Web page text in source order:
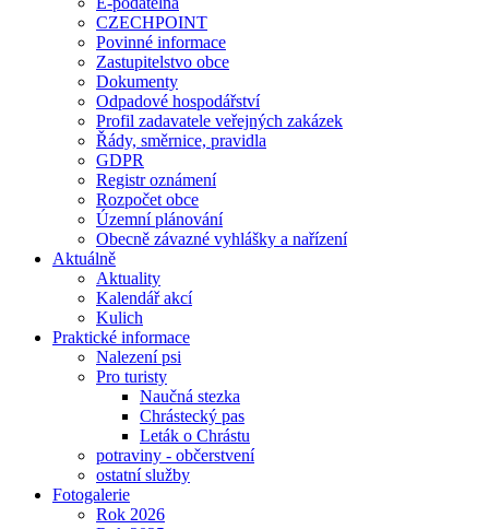
CZECHPOINT
Povinné informace
Zastupitelstvo obce
Dokumenty
Odpadové hospodářství
Profil zadavatele veřejných zakázek
Řády, směrnice, pravidla
GDPR
Registr oznámení
Rozpočet obce
Územní plánování
Obecně závazné vyhlášky a nařízení
Aktuálně
Aktuality
Kalendář akcí
Kulich
Praktické informace
Nalezení psi
Pro turisty
Naučná stezka
Chrástecký pas
Leták o Chrástu
potraviny - občerstvení
ostatní služby
Fotogalerie
Rok 2026